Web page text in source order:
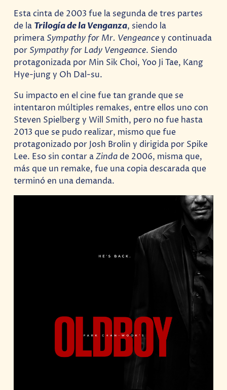
Esta cinta de 2003 fue la segunda de tres partes
de la Trilogía de la Venganza, siendo la
primera Sympathy for Mr. Vengeancey continuada
por Sympathy for Lady Vengeance. Siendo
protagonizada por Min Sik Choi, Yoo Ji Tae, Kang
Hye-jung y Oh Dal-su.
Su impacto en el cine fue tan grande que se
intentaron múltiples remakes, entre ellos uno con
Steven Spielberg y Will Smith, pero no fue hasta
2013 que se pudo realizar, mismo que fue
protagonizado por Josh Brolin y dirigida por Spike
Lee. Eso sin contar aZindade 2006, misma que,
más que un remake, fue una copia descarada que
terminó en una demanda.